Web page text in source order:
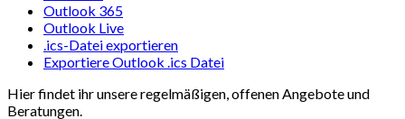
Outlook 365
Outlook Live
.ics-Datei exportieren
Exportiere Outlook .ics Datei
Hier findet ihr unsere regelmäßigen, offenen Angebote und
Beratungen.